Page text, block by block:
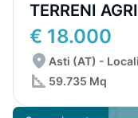
TERRENI
€ 18.000
Asti (AT) -
59.735 Mq